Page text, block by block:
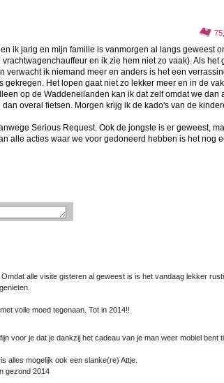
ik jarig en mijn familie is vanmorgen al langs geweest
en ik zie hem niet zo vaak). Als het
verwacht ik niemand meer en anders is het een
Het lopen gaat niet zo lekker meer en in de
op de Waddeneilanden kan ik dat zelf omdat we dan
overal fietsen. Morgen krijg ik de kado's van de
Serious Request. Ook de jongste is er geweest,
alle acties waar we voor gedoneerd hebben is het nog
alle visite gisteren al geweest is is het vandaag lekker
volle moed tegenaan. Tot in 2014!!
voor je dat je dankzij het cadeau van je man weer mobiel bent
alles mogelijk ook een slanke(re) Attje.
gezond 2014